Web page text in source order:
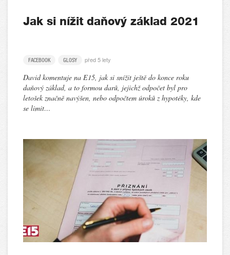
Jak si nížit daňový základ 2021
FACEBOOK GLOSY před 5 lety
David komentuje na E15, jak si snížit ještě do konce roku
daňový základ, a to formou darů, jejichž odpočet byl pro
letošek značně navýšen, nebo odpočtem úroků z hypotéky, kde
se limit…